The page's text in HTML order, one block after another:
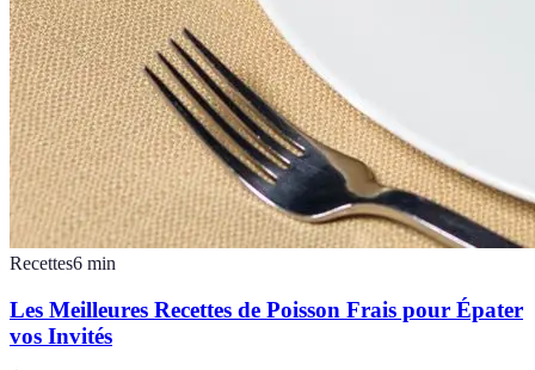
Recettes6 min
Les Meilleures Recettes de Poisson Frais pour Épater
vos Invités